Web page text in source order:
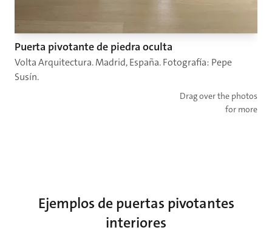
Puerta pivotante de piedra oculta
Volta Arquitectura. Madrid, España. Fotografía: Pepe
Susín.
Drag over the photos
for more
Ejemplos de puertas pivotantes
interiores